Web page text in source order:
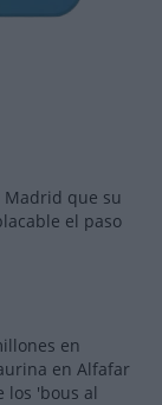
Madrid que su
el paso
en
en Alfafar
los 'bous al